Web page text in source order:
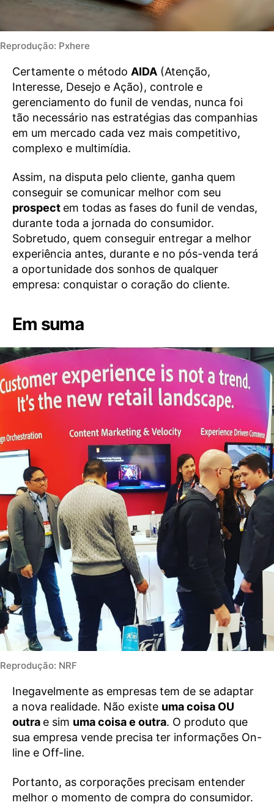
Reprodução: Pxhere
Certamente o método AIDA (Atenção,
Interesse, Desejo e Ação), controle e
gerenciamento do funil de vendas, nunca foi
tão necessário nas estratégias das companhias
em um mercado cada vez mais competitivo,
complexo e multimídia.
Assim, na disputa pelo cliente, ganha quem
conseguir se comunicar melhor com seu
prospect em todas as fases do funil de vendas,
durante toda a jornada do consumidor.
Sobretudo, quem conseguir entregar a melhor
experiência antes, durante e no pós-venda terá
a oportunidade dos sonhos de qualquer
empresa: conquistar o coração do cliente.
Em suma
Reprodução: NRF
Inegavelmente as empresas tem de se adaptar
a nova realidade. Não existe uma coisa OU
outra e sim uma coisa e outra. O produto que
sua empresa vende precisa ter informações On-
line e Off-line.
Portanto, as corporações precisam entender
melhor o momento de compra do consumidor.